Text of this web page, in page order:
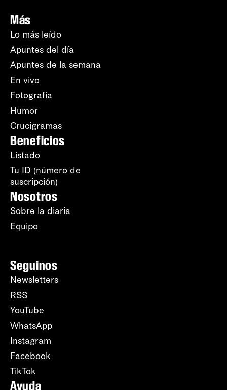
Más
Lo más leído
Apuntes del día
Apuntes de la semana
En vivo
Fotografía
Humor
Crucigramas
Beneficios
Listado
Tu ID (número de
suscripción)
Nosotros
Sobre la diaria
Equipo
Seguinos
Newsletters
RSS
YouTube
WhatsApp
Instagram
Facebook
TikTok
Ayuda